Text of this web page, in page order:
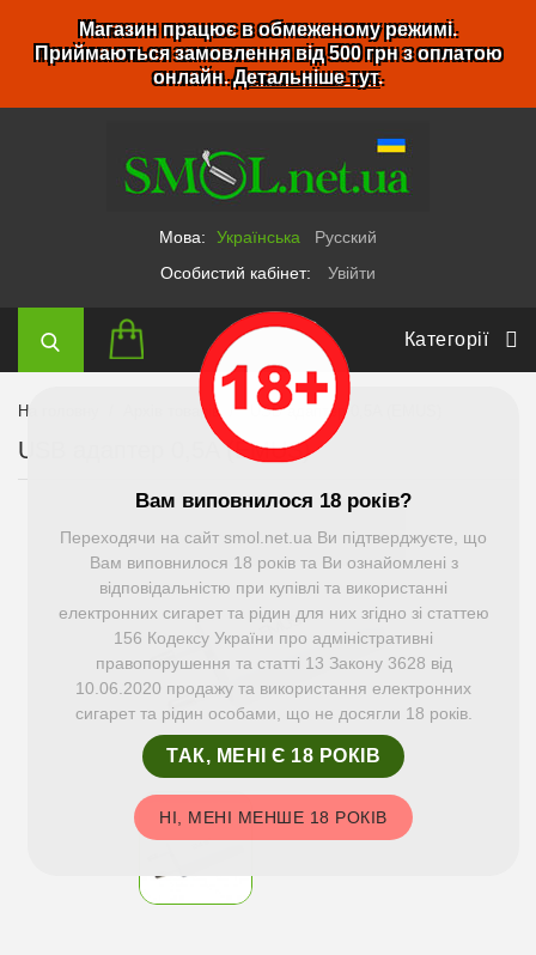
Магазин працює в обмеженому режимі.
Приймаються замовлення від 500 грн з оплатою
онлайн.Детальніше тут.
Мова: Українська
Русский
Особистий кабінет:
Увійти
Категорії
На головну Архів товарів USB адаптер 0,5A (EMUS)
USB адаптер 0,5A (EMUS)
Вам виповнилося 18 років?
Переходячи на сайт smol.net.ua Ви підтверджуєте, що
Вам виповнилося 18 років та Ви ознайомлені з
відповідальністю при купівлі та використанні
електронних сигарет та рідин для них згідно зі статтею
156 Кодексу України про адміністративні
правопорушення та статті 13 Закону 3628 від
10.06.2020 продажу та використання електронних
сигарет та рідин особами, що не досягли 18 років.
ТАК, МЕНІ Є 18 РОКІВ
НІ, МЕНІ МЕНШЕ 18 РОКІВ